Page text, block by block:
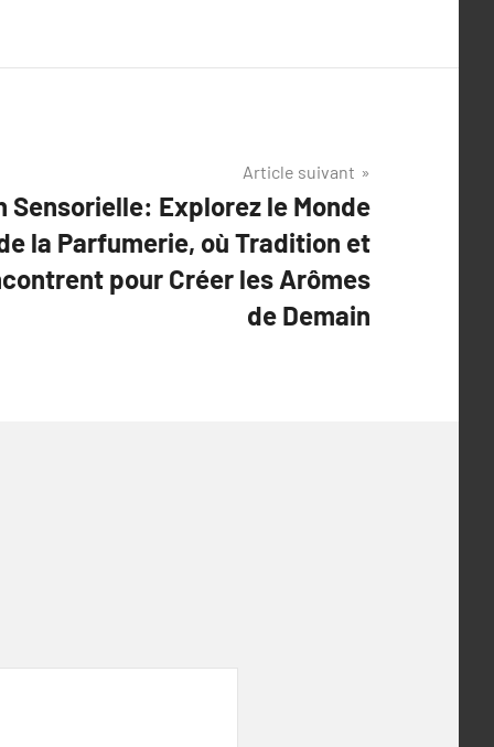
Article suivant
Sensorielle: Explorez le Monde
la Parfumerie, où Tradition et
pour Créer les Arômes
de Demain